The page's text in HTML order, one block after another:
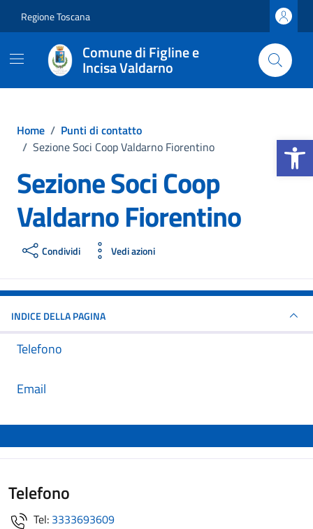
Apri la
Regione Toscana
Comune di Figline e
Incisa Valdarno
Home / Punti di contatto
/ Sezione Soci Coop Valdarno Fiorentino
Sezione Soci Coop
Valdarno Fiorentino
Condividi Vedi azioni
INDICE DELLA PAGINA
Telefono
Email
Telefono
Tel: 3333693609